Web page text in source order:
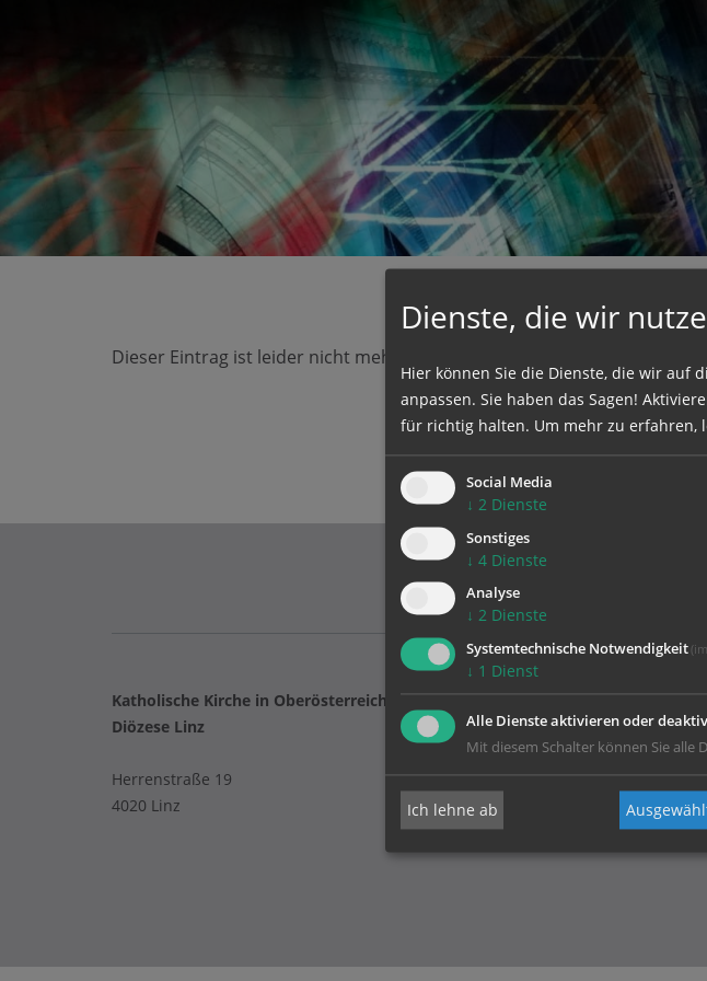
Seite durchsuchen nach ...
Barrierefreiheit Einstellungen
Schriftgröße
AAA A A
Dieser Eintrag ist leider nicht mehr vorhanden.
Katholische Kirche in Oberösterreich
Diözese Linz
Herrenstraße 19
4020 Linz
Dienste, die wir
Hier können Sie die Dienste, die wir auf
anpassen. Sie haben das Sagen!
für richtig halten. Um mehr zu erfahren,
Social Media
↓ 2 Dienste
Sonstiges
↓ 4 Dienste
Analyse
↓ 2 Dienste
Systemtechnische Notwendigkeit
↓ 1 Dienst
Alle Dienste aktivieren oder
Mit diesem Schalter können Sie alle
Ich lehne ab